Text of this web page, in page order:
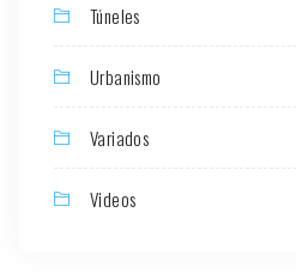
Túneles
Urbanismo
Variados
Videos